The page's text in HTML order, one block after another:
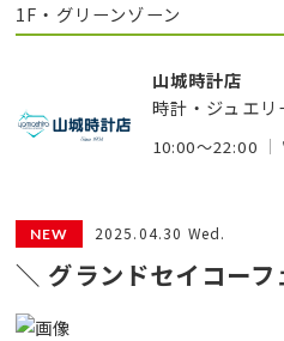
1F・グリーンゾーン
山城時計店
時計・ジュエリ
10:00～22:00
2025.04.30 Wed.
＼ グランドセイコー